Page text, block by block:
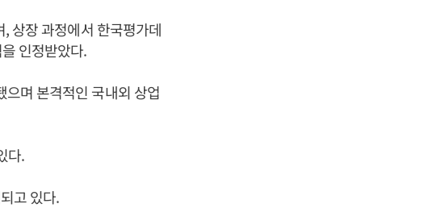
상장 과정에서 한국평가데
인정받았다.
며 본격적인 국내외 상업
다.
고 있다.